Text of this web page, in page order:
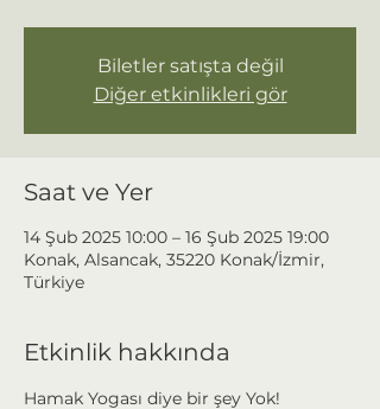
Biletler satışta değil
Diğer etkinlikleri gör
Saat ve Yer
14 Şub 2025 10:00 – 16 Şub 2025 19:00
Konak, Alsancak, 35220 Konak/İzmir,
Türkiye
Etkinlik hakkında
Hamak Yogası diye bir şey Yok!